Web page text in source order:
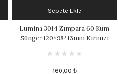
Sepete Ekle
Lumina 3014 Zımpara 60 Kum
Sünger 120*98*13mm Kırmızı
160,00 ₺